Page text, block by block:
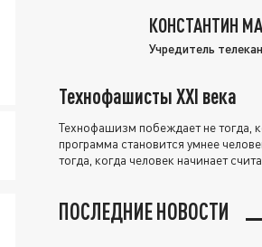
КОНСТАНТИН
Учредитель
Технофашисты XXI века
Технофашизм побеждает не тогда,
программа становится умнее
тогда, когда человек начинает
ПОСЛЕДНИЕ НОВОСТИ